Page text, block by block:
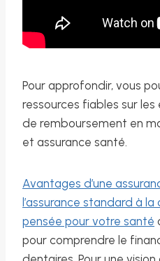
Pour approfondir, vous
ressources fiables sur
de remboursement en
et assurance santé.
Avantages d’une
l’assurance standard à
pensée pour votre santé
pour comprendre le